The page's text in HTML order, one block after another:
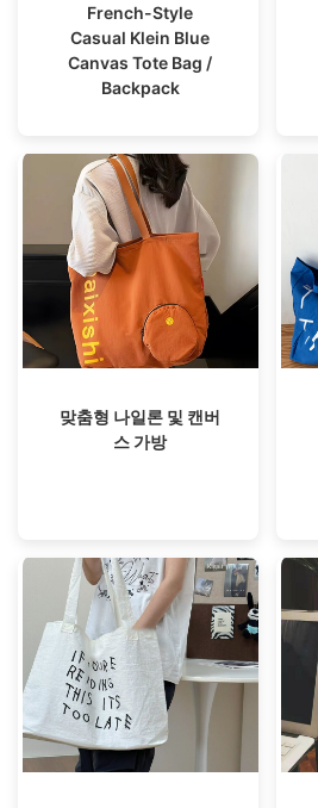
French-Style
Casual Klein Blue
Canvas Tote Bag /
Backpack
맞춤형 나일론 및 캔버
스 가방